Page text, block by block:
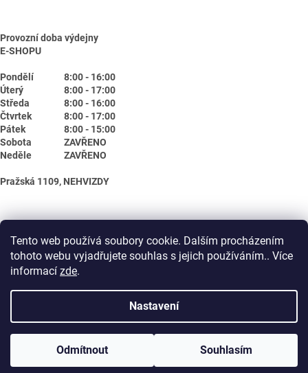
Tento web používá soubory cookie. Dalším procházením
tohoto webu vyjadřujete souhlas s jejich používáním.. Více
informací zde.
Nastavení
Odmítnout Souhlasím
Provozní doba výdejny
E-SHOPU
Pondělí
8:00 - 16:00
Úterý
8:00 - 17:00
Středa
8:00 - 16:00
Čtvrtek
8:00 - 17:00
Pátek
8:00 - 15:00
Sobota
ZAVŘENO
Neděle
ZAVŘENO
Pražská 1109, NEHVIZDY
Vytvořil Shoptet
Copyright 2026Biotika.net . Všechna práva vyhrazena.